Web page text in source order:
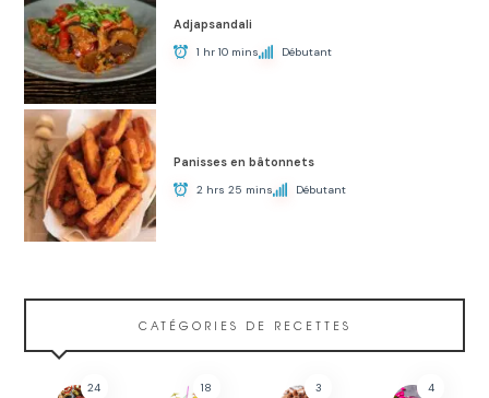
Adjapsandali
1 hr 10 mins Débutant
Panisses en bâtonnets
2 hrs 25 mins Débutant
CATÉGORIES DE RECETTES
24 18 3 4